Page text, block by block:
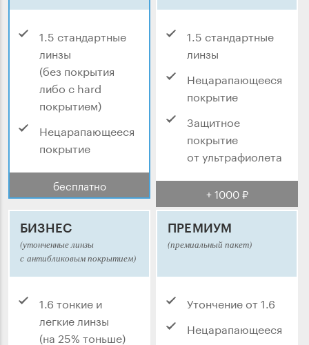
1.5 стандартные
линзы
(без покрытия
либо с hard
покрытием)
Нецарапающееся
покрытие
бесплатно
1.5 стандартные
линзы
Нецарапающееся
покрытие
Защитное
покрытие
от ультрафиолета
+ 1000 ₽
БИЗНЕС
(утонченные линзы
с антибликовым покрытием)
1.6 тонкие и
легкие линзы
(на 25% тоньше)
ПРЕМИУМ
(премиальный пакет)
Утончение от 1.6
Нецарапающееся